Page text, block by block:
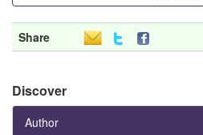
Share
Discover
Author